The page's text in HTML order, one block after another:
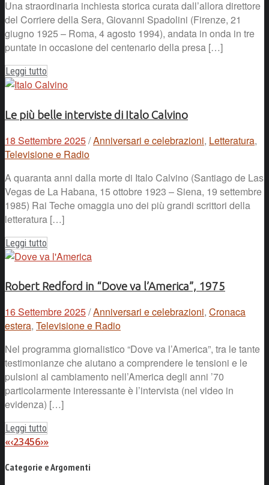
Una straordinaria inchiesta storica curata dall’allora direttore
del Corriere della Sera, Giovanni Spadolini (Firenze, 21
giugno 1925 – Roma, 4 agosto 1994), andata in onda in tre
puntate in occasione del centenario della presa […]
Leggi tutto
Le più belle interviste di Italo Calvino
18 Settembre 2025/Anniversari e celebrazioni, Letteratura,
Televisione e Radio
A quaranta anni dalla morte di Italo Calvino (Santiago de Las
Vegas de La Habana, 15 ottobre 1923 – Siena, 19 settembre
1985) Rai Teche omaggia uno dei più grandi scrittori della
letteratura […]
Leggi tutto
Robert Redford in “Dove va l’America”, 1975
16 Settembre 2025/Anniversari e celebrazioni, Cronaca
estera, Televisione e Radio
Nel programma giornalistico “Dove va l’America”, tra le tante
testimonianze che aiutano a comprendere le tensioni e le
pulsioni al cambiamento nell’America degli anni ’70
particolarmente interessante è l’intervista (nel video in
evidenza) […]
Leggi tutto
«‹23456›»
Categorie e Argomenti